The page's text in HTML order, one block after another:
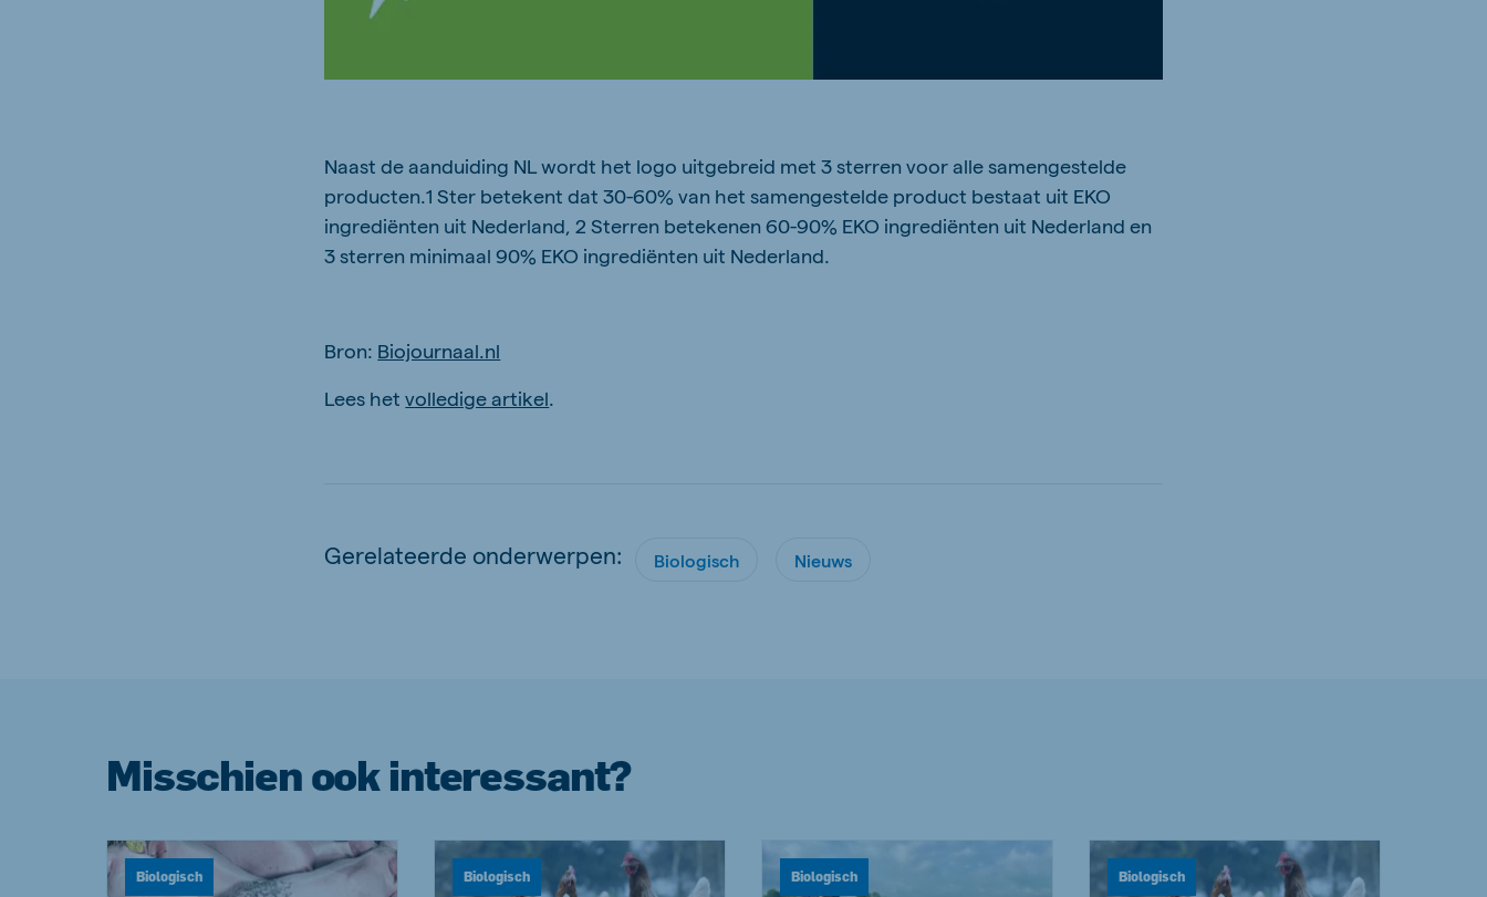
Naast de aanduiding NL wordt het logo uitgebreid met 3 sterren voor alle samengestelde
producten.1 Ster betekent dat 30-60% van het samengestelde product bestaat uit EKO
ingrediënten uit Nederland, 2 Sterren betekenen 60-90% EKO ingrediënten uit Nederland en
3 sterren minimaal 90% EKO ingrediënten uit Nederland.
Bron: Biojournaal.nl
Lees hetvolledige artikel.
Gerelateerde onderwerpen: Biologisch Nieuws
Misschien ook interessant?
Biologisch Biologisch Biologisch Biologisch